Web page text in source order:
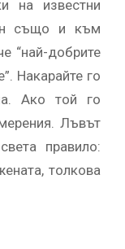
на известни
също и към
“най-добрите
Накарайте го
Ако той го
Лъвът
правило:
толкова